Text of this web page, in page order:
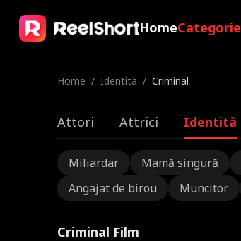
HomeCategorie
Home / Identità / Criminal
Attori Attrici Identità
Miliardar Mamă singură
Angajat de birou
Muncitor
Criminal Film